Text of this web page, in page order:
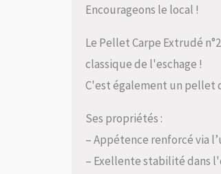
Encourageons le local !
Le Pellet Carpe Extrudé
classique de l'eschage !
C'est également un pellet
Ses propriétés :
– Appétence renforcé via
– Exellente stabilité dans